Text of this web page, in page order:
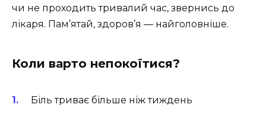
чи не проходить тривалий час, звернись до
лікаря. Пам’ятай, здоров’я — найголовніше.
Коли варто непокоїтися?
Біль триває більше ніж тиждень